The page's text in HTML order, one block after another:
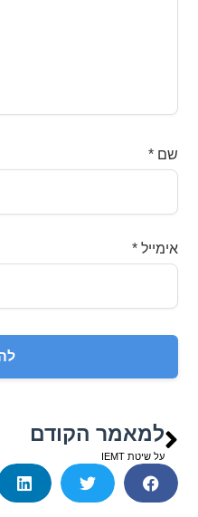
שם*
אימייל*
למאמר הקודם
על שיטת IEMT